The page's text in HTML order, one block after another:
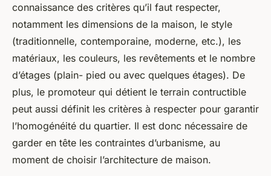
connaissance des critères qu’il faut respecter,
notamment les dimensions de la maison, le style
(traditionnelle, contemporaine, moderne, etc.), les
matériaux, les couleurs, les revêtements et le nombre
d’étages (plain- pied ou avec quelques étages). De
plus, le promoteur qui détient le terrain contructible
peut aussi définit les critères à respecter pour garantir
l’homogénéité du quartier. Il est donc nécessaire de
garder en tête les contraintes d’urbanisme, au
moment de choisir l’architecture de maison.